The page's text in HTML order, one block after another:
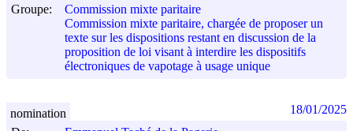
Groupe:
Commission mixte paritaire
Commission mixte paritaire, chargée de proposer un
texte sur les dispositions restant en discussion de la
proposition de loi visant à interdire les dispositifs
électroniques de vapotage à usage unique
nomination 18/01/2025